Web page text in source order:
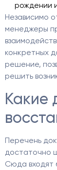
рождении
Независимо
менеджеры
конкретных
решение,
решить
Какие
Перечень
достаточно
Сюда входят